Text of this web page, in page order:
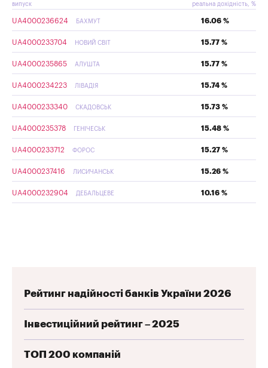
випуск реальна дохідність, %
UA4000236624 БАХМУТ 16.06 %
UA4000233704 НОВИЙ СВІТ 15.77 %
UA4000235865 АЛУШТА 15.77 %
UA4000234223 ЛІВАДІЯ 15.74 %
UA4000233340 СКАДОВСЬК 15.73 %
UA4000235378 ГЕНІЧЕСЬК 15.48 %
UA4000233712 ФОРОС 15.27 %
UA4000237416 ЛИСИЧАНСЬК 15.26 %
UA4000232904 ДЕБАЛЬЦЕВЕ 10.16 %
Рейтинг надійності банків України 2026
Інвестиційний рейтинг – 2025
ТОП 200 компаній